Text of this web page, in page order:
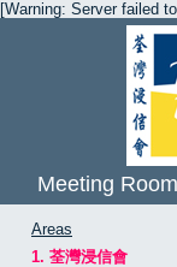
[Warning: Server failed
Meeting
Areas
1. 荃灣浸信會